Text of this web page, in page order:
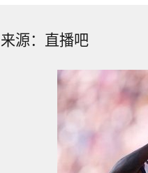
来源：直播吧